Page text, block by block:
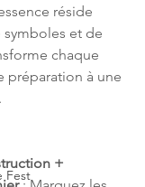
Fest
réside
et de
chaque
préparation à une
+